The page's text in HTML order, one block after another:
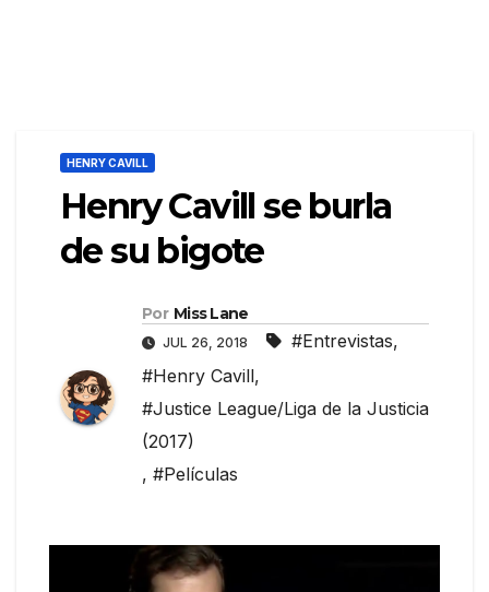
HENRY CAVILL
Henry Cavill se burla
de su bigote
Por Miss Lane
JUL 26, 2018 #Entrevistas,
#Henry Cavill,
#Justice League/Liga de la Justicia
(2017)
, #Películas